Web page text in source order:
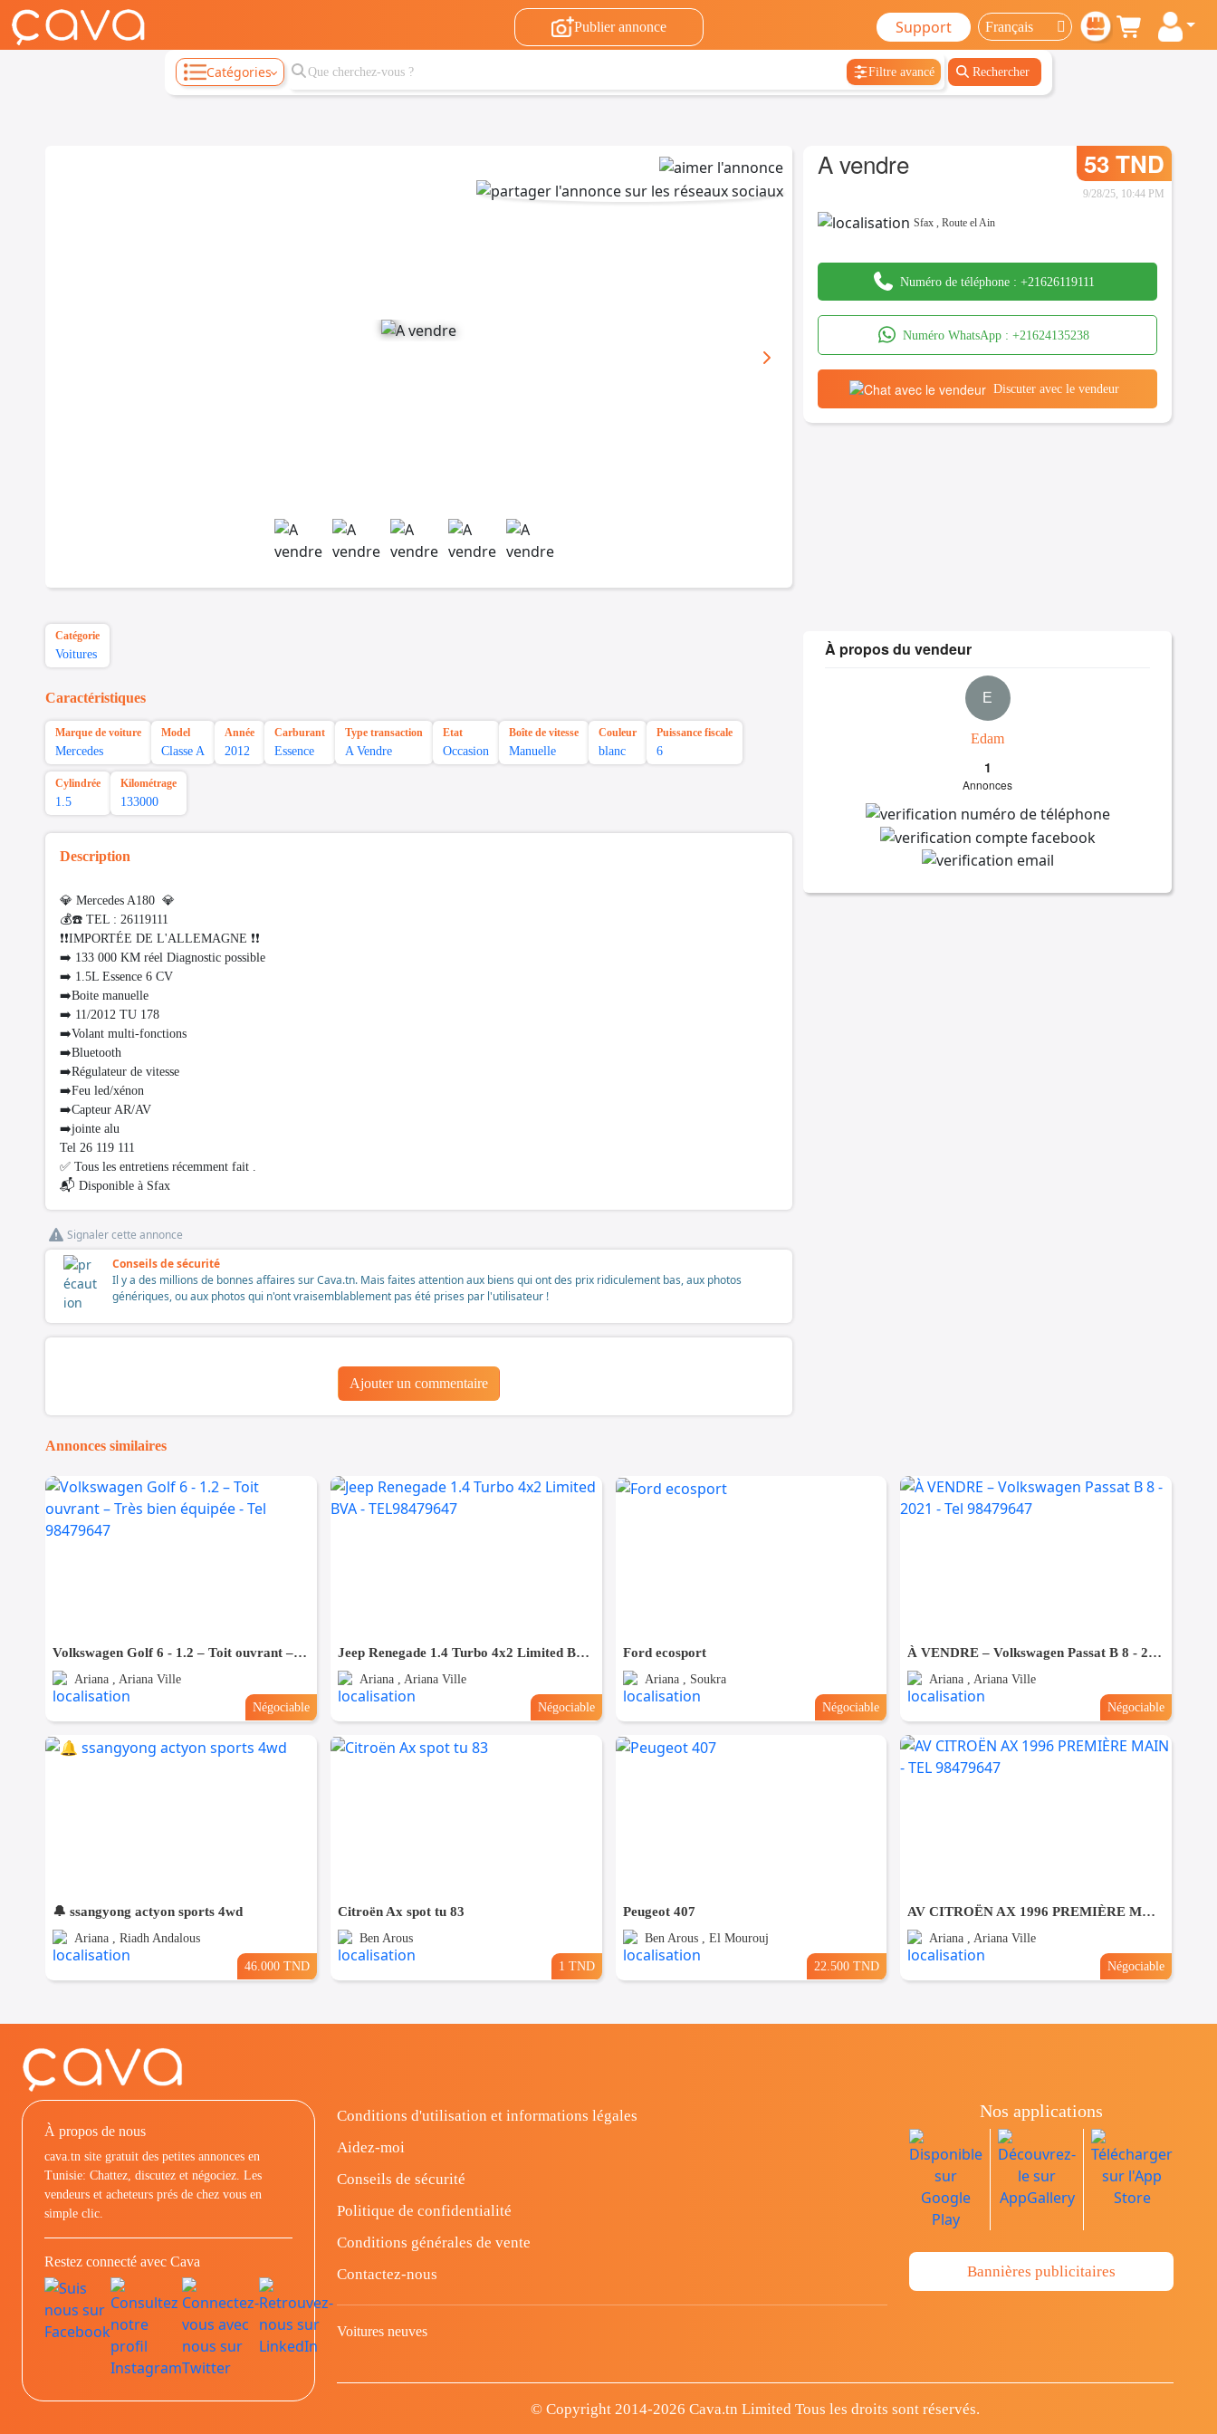
Publier annonce Support
Catégories Filtre avancé Rechercher
A vendre 53 TND
9/28/25, 10:44 PM
Sfax ,Route el Ain
Numéro de téléphone : +21626119111
Numéro WhatsApp : +21624135238
Discuter avec le vendeur
Catégorie
Voitures
Caractéristiques
Marque de voiture
Mercedes
Model
Classe A
Année
2012
Carburant
Essence
Type transaction
A Vendre
Etat
Occasion
Boîte de vitesse
Manuelle
Couleur
blanc
Puissance fiscale
6
Cylindrée
1.5
Kilométrage
133000
Description
💎 Mercedes A180 💎
💰☎️ TEL : 26119111
❗️❗️IMPORTÉE DE L'ALLEMAGNE ❗️❗️
➡️ 133 000 KM réel Diagnostic possible
➡️ 1.5L Essence 6 CV
➡️Boite manuelle
➡️ 11/2012 TU 178
➡️Volant multi-fonctions
➡️Bluetooth
➡️Régulateur de vitesse
➡️Feu led/xénon
➡️Capteur AR/AV
➡️jointe alu
Tel 26 119 111
✅ Tous les entretiens récemment fait .
📬 Disponible à Sfax
Signaler cette annonce
Conseils de sécurité
Il y a des millions de bonnes affaires sur Cava.tn. Mais faites attention aux biens qui ont des prix ridiculement bas, aux photos
génériques, ou aux photos qui n'ont vraisemblablement pas été prises par l'utilisateur !
Ajouter un commentaire
À propos du vendeur
E
Edam
1
Annonces
Annonces similaires
Volkswagen Golf 6 - 1.2 – Toit ouvrant – Très bien équipée - Tel 98479647
Ariana , Ariana Ville
Négociable
Jeep Renegade 1.4 Turbo 4x2 Limited BVA - TEL98479647
Ariana , Ariana Ville
Négociable
Ford ecosport
Ariana , Soukra
Négociable
À VENDRE – Volkswagen Passat B 8 - 2021 - Tel 98479647
Ariana , Ariana Ville
Négociable
🔔 ssangyong actyon sports 4wd
Ariana , Riadh Andalous
46.000 TND
Citroën Ax spot tu 83
Ben Arous
1 TND
Peugeot 407
Ben Arous , El Mourouj
22.500 TND
AV CITROËN AX 1996 PREMIÈRE MAIN - TEL 98479647
Ariana , Ariana Ville
Négociable
À propos de nous
cava.tn site gratuit des petites annonces en
Tunisie: Chattez, discutez et négociez. Les
vendeurs et acheteurs prés de chez vous en
simple clic.
Restez connecté avec Cava
Conditions d'utilisation et informations légales
Aidez-moi
Conseils de sécurité
Politique de confidentialité
Conditions générales de vente
Contactez-nous
Voitures neuves
Nos applications
Bannières publicitaires
© Copyright 2014-2026 Cava.tn Limited Tous les droits sont réservés.